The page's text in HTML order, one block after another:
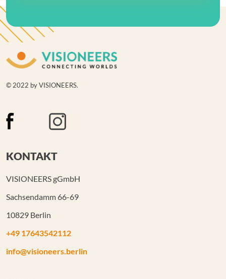
© 2022 by VISIONEERS.
KONTAKT
VISIONEERS gGmbH
Sachsendamm 66-69
10829 Berlin
+49 17643542112
info@visioneers.berlin